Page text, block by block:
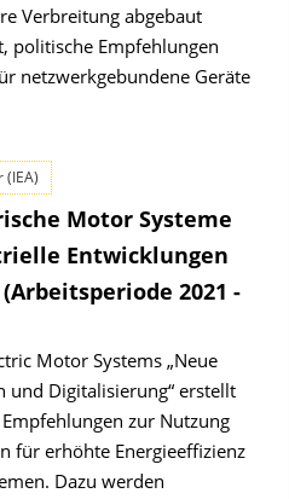
Verbreitung abgebaut
politische Empfehlungen
netzwerkgebundene Geräte
Motor Systeme
Entwicklungen
2021 -
Motor Systems „Neue
und Digitalisierung“ erstellt
zur Nutzung
für erhöhte Energieeffizienz
Dazu werden